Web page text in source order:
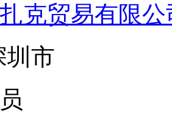
克贸易有限公
圳市